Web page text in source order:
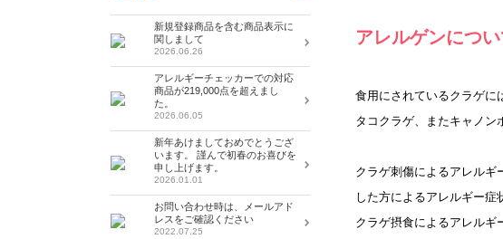
アレルゲンにつ
食用にされているクラゲに
タコクラゲ、またキャノン
クラゲ刺傷によるアレルギ
した方によるアレルギー症
クラゲ摂食によるアレルギ
新規登録商品を含む商品表示に
関しまして
2026.06.26
アレルギーチェッカーでの対応
商品が219,000点を超えまし
た。
2026.06.05
新年あけましておめでとうござ
います。 謹んで初春のお喜びを
申し上げます。
2026.01.01
お問い合わせ時は、メールアド
レスをご確認ください
2022.07.25